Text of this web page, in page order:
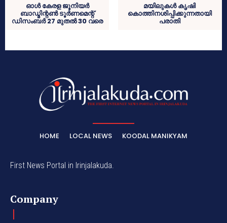
ഓള്‍ കേരള ജൂനിയര്‍
ബാഡ്മിന്റണ്‍ ടൂര്‍ണമെന്റ്
ഡിസംബര്‍ 27 മുതല്‍ 30 വരെ
മയിലുകള്‍ കൃഷി
കൊത്തിനശിപ്പിക്കുന്നതായി
പരാതി
HOME LOCAL NEWS KOODAL MANIKYAM
First News Portal in Irinjalakuda.
Company